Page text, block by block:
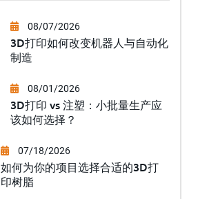
08/07/2026
3D打印如何改变机器人与自动化
制造
08/01/2026
3D打印 vs 注塑：小批量生产应
该如何选择？
07/18/2026
如何为你的项目选择合适的3D打
印树脂